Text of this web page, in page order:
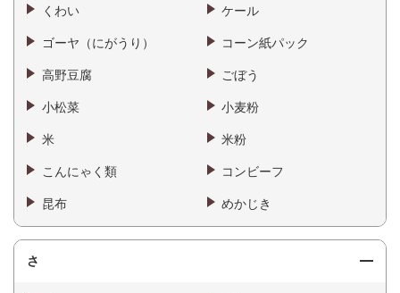
くわい ケール
ゴーヤ（にがうり） コーン紙パック
高野豆腐 ごぼう
小松菜 小麦粉
米 米粉
こんにゃく類 コンビーフ
昆布 めかじき
さ